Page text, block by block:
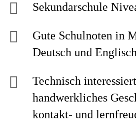
Sekundarschule
Gute Schulnoten in
Deutsch und Englisch
Technisch
handwerkliches
kontakt- und